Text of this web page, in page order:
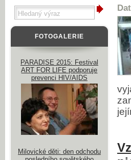
FOTOGALERIE
PARADISE 2015: Festival
ART FOR LIFE podporuje
prevenci HIV/AIDS
Milovické děti: den odchodu